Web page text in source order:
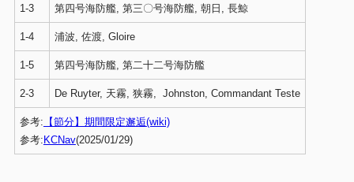
1-3 第四号海防艦, 第三〇号海防艦, 朝日, 長鯨
1-4 浦波, 佐渡, Gloire
1-5 第四号海防艦, 第二十二号海防艦
2-3 De Ruyter, 天霧, 狭霧, Johnston, Commandant Teste
参考: 【節分】期間限定邂逅(wiki)
参考:KCNav(2025/01/29)